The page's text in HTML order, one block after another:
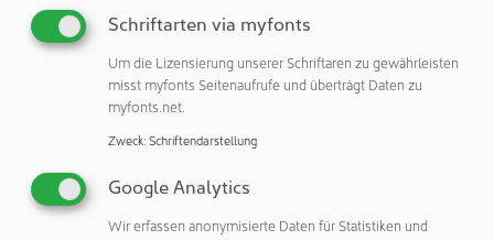
herausragenden, professionellen und seriösen Service.
Die Unternehmenswerte von niemals endender
Innovation, Stärkung der Handlungskompetenzen,
absoluter Integrität, Kundenorientierung und
Leistungsbereitschaft bilden die Grundlage für das Streben
bereichernden Kultur zu sein, die auf allen Ebenen und
unter allen Umständen nichts weniger als ethische
Schriftarten via myfonts
Um die Lizensierung unserer Schriftaren zu gewährleisten
misst myfonts Seitenaufrufe und überträgt Daten zu
myfonts.net.
Zweck: Schriftendarstellung
Google Analytics
Wir erfassen anonymisierte Daten für Statistiken und